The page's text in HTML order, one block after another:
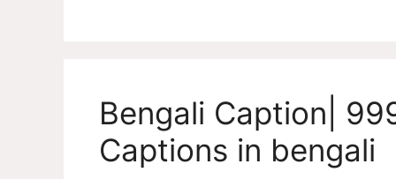
Bengali Caption|
Captions in bengali